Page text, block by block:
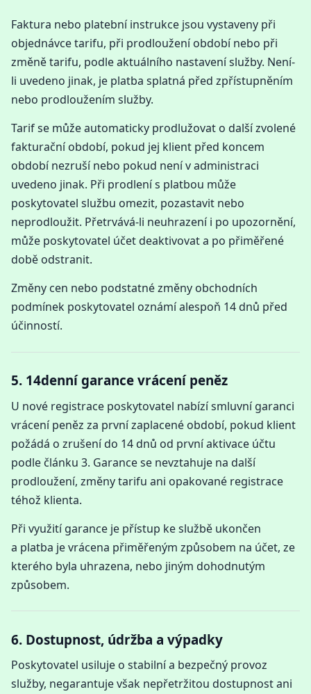
Faktura nebo platební instrukce jsou vystaveny při
objednávce tarifu, při prodloužení období nebo při
změně tarifu, podle aktuálního nastavení služby. Není-
li uvedeno jinak, je platba splatná před zpřístupněním
nebo prodloužením služby.
Tarif se může automaticky prodlužovat o další zvolené
fakturační období, pokud jej klient před koncem
období nezruší nebo pokud není v administraci
uvedeno jinak. Při prodlení s platbou může
poskytovatel službu omezit, pozastavit nebo
neprodloužit. Přetrvává-li neuhrazení i po upozornění,
může poskytovatel účet deaktivovat a po přiměřené
době odstranit.
Změny cen nebo podstatné změny obchodních
podmínek poskytovatel oznámí alespoň 14 dnů před
účinností.
5. 14denní garance vrácení peněz
U nové registrace poskytovatel nabízí smluvní garanci
vrácení peněz za první zaplacené období, pokud klient
požádá o zrušení do 14 dnů od první aktivace účtu
podle článku 3. Garance se nevztahuje na další
prodloužení, změny tarifu ani opakované registrace
téhož klienta.
Při využití garance je přístup ke službě ukončen
a platba je vrácena přiměřeným způsobem na účet, ze
kterého byla uhrazena, nebo jiným dohodnutým
způsobem.
6. Dostupnost, údržba a výpadky
Poskytovatel usiluje o stabilní a bezpečný provoz
služby, negarantuje však nepřetržitou dostupnost ani